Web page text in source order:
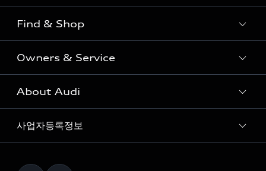
SUV
Coupe
S range
e-tron
Find & Shop
전시장/AAP 전시장/AS센터
아우디 신차 재고
아우디 모델 비교하기
아우디 공식 인증 중고차
Owners & Service
고객안내
Audi Connect
myAudiworld
내비게이션 데이터 다운로드
About Audi
아우디 브랜드
사업자등록정보